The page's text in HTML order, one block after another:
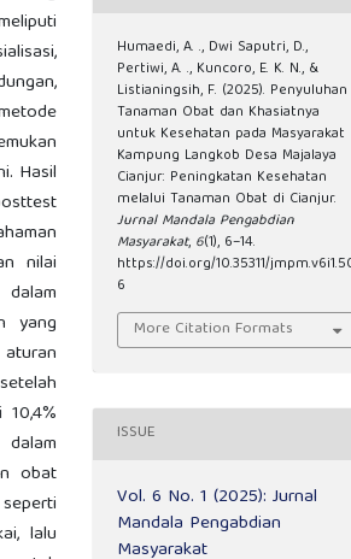
Hasil
nilai
yang
obat
lalu
Humaedi, A. ., Dwi Saputri, D.,
Pertiwi, A. ., Kuncoro, E. K. N., &
Listianingsih, F. (2025). Penyuluhan
Tanaman Obat dan Khasiatnya
untuk Kesehatan pada Masyarakat
Kampung Langkob Desa Majalaya
Cianjur: Peningkatan Kesehatan
melalui Tanaman Obat di Cianjur.
Jurnal Mandala Pengabdian
Masyarakat, 6(1), 6–14.
https://doi.org/10.35311/
6
More Citation Formats
ISSUE
Vol. 6 No. 1 (2025): Jurnal
Mandala Pengabdian
Masyarakat